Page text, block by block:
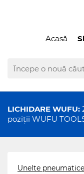
Acasă
LICHIDARE WUFU:
poziții WUFU
Unelte pneumatice